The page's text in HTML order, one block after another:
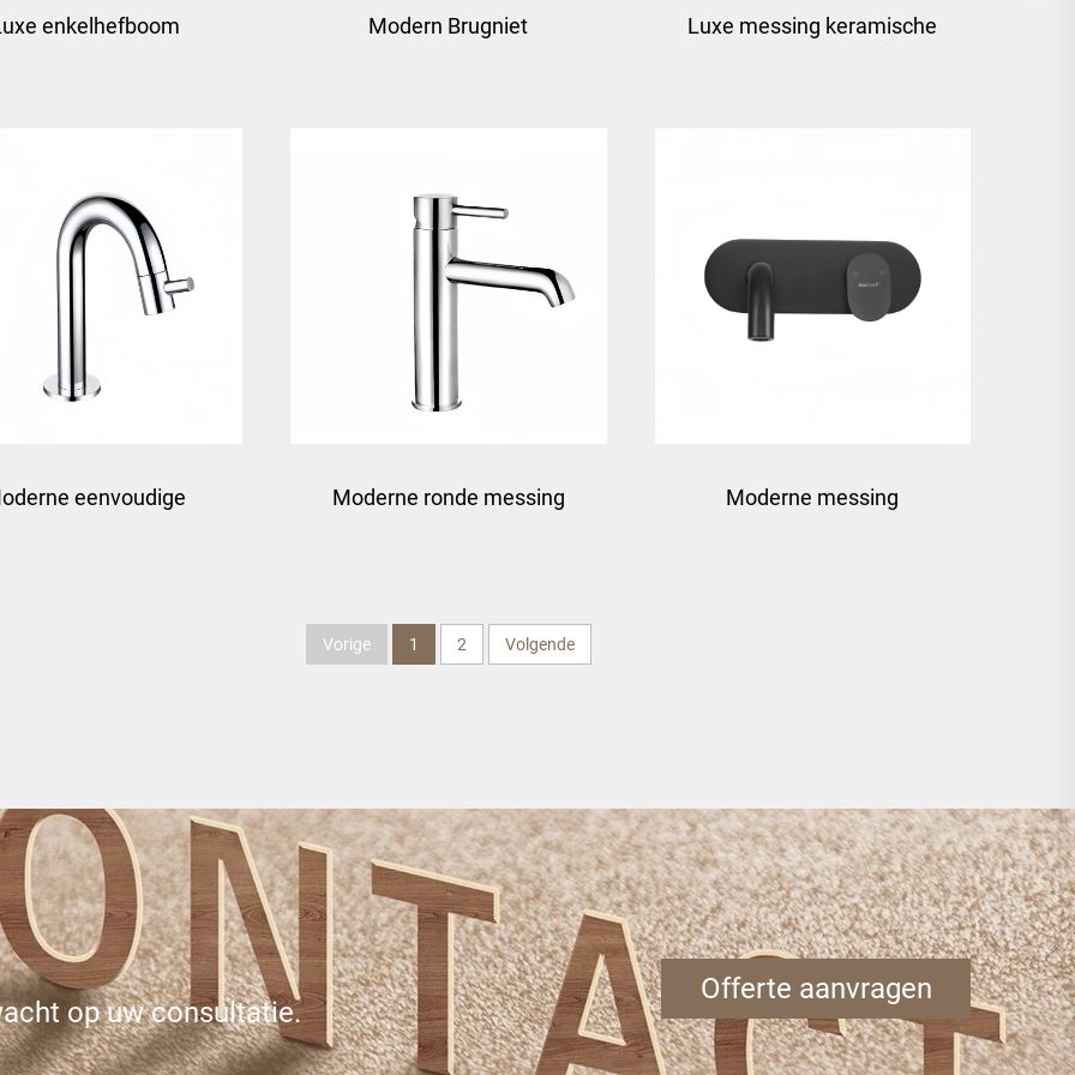
enkelhefboom Modern Brugniet Luxe messing keramische
eenvoudige Moderne ronde messing Moderne messing
Vorige 1 2 Volgende
op uw consultatie.
Offerte aanvragen